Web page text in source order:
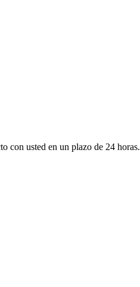
con usted en un plazo de 24 horas.